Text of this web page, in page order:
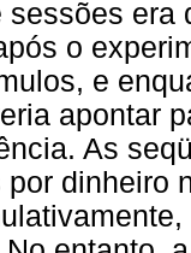
sessões era
o
e
apontar
As
dinheiro